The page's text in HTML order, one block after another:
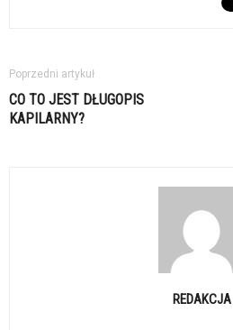
Poprzedni artykuł
CO TO JEST DŁUGOPIS
KAPILARNY?
REDAKCJA